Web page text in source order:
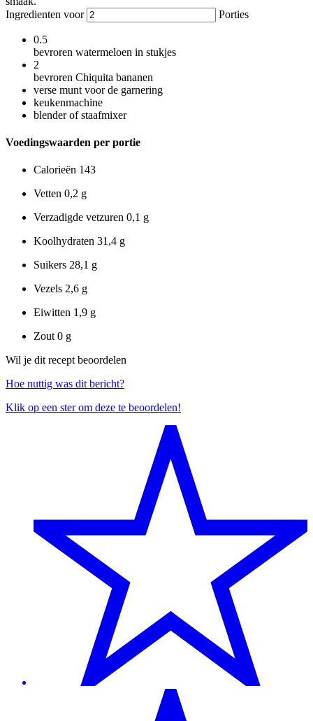
Ingredienten voor
Porties
0.5
bevroren watermeloen in stukjes
2
bevroren Chiquita bananen
verse munt voor de garnering
keukenmachine
blender of staafmixer
Voedingswaarden per portie
Calorieën 143
Vetten 0,2 g
Verzadigde vetzuren 0,1 g
Koolhydraten 31,4 g
Suikers 28,1 g
Vezels 2,6 g
Eiwitten 1,9 g
Zout 0 g
Wil je dit recept beoordelen
Hoe nuttig was dit bericht?
Klik op een ster om deze te beoordelen!